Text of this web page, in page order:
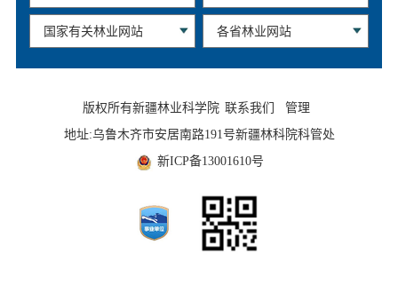
版权所有新疆林业科学院 联系我们
管理
地址:乌鲁木齐市安居南路191号新疆林科院科管处
新ICP备13001610号